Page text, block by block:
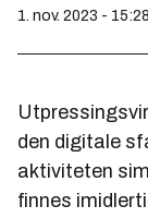
1. nov. 2023 - 15:28
den digitale
aktiviteten
finnes